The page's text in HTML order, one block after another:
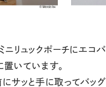
ニリュックポーチにエコ
置いています。
サッと手に取ってバッ